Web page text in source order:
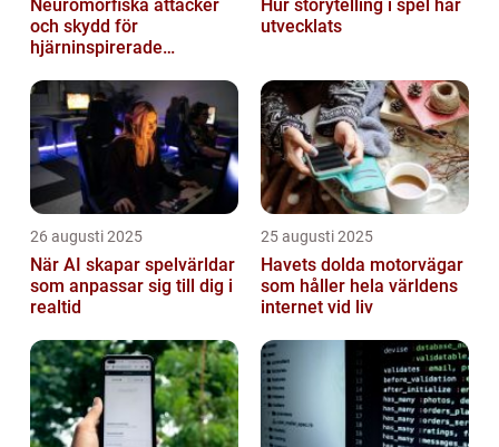
Neuromorfiska attacker
och skydd för
hjärninspirerade
Hur storytelling i spel har
utvecklats
26 augusti 2025
När AI skapar spelvärldar
som anpassar sig till dig i
realtid
25 augusti 2025
Havets dolda motorvägar
som håller hela världens
internet vid liv